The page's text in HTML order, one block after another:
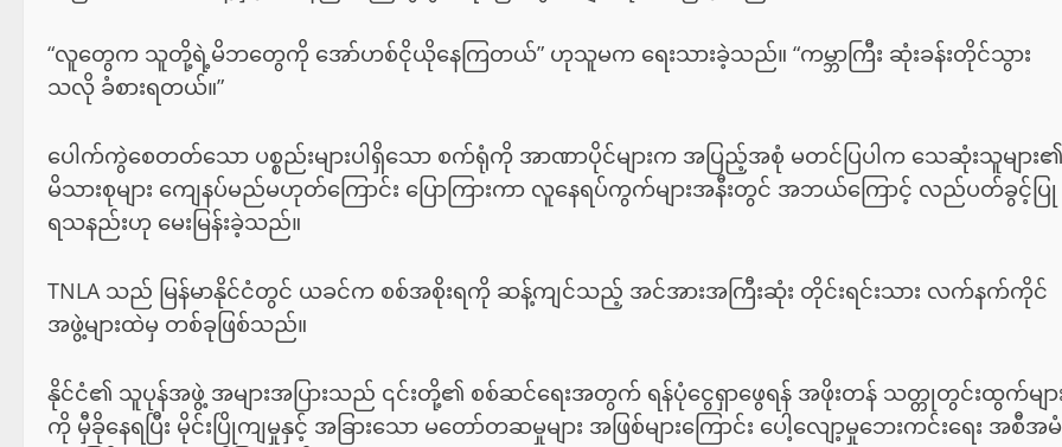
“လူတွေက သူတို့ရဲ့မိဘတွေကို အော်ဟစ်ငိုယိုနေကြတယ်” ဟုသူမက ရေးသားခဲ့သည်။ “ကမ္ဘာကြီး ဆုံးခန်းတိုင်သွား
သလို ခံစားရတယ်။”
ပေါက်ကွဲစေတတ်သော ပစ္စည်းများပါရှိသော စက်ရုံကို အာဏာပိုင်များက အပြည့်အစုံ မတင်ပြပါက သေဆုံးသူများ၏
မိသားစုများ ကျေနပ်မည်မဟုတ်ကြောင်း ပြောကြားကာ လူနေရပ်ကွက်များအနီးတွင် အဘယ်ကြောင့် လည်ပတ်ခွင့်ပြု
ရသနည်းဟု မေးမြန်းခဲ့သည်။
TNLA သည် မြန်မာနိုင်ငံတွင် ယခင်က စစ်အစိုးရကို ဆန့်ကျင်သည့် အင်အားအကြီးဆုံး တိုင်းရင်းသား လက်နက်ကိုင်
အဖွဲ့များထဲမှ တစ်ခုဖြစ်သည်။
နိုင်ငံ၏ သူပုန်အဖွဲ့ အများအပြားသည် ၎င်းတို့၏ စစ်ဆင်ရေးအတွက် ရန်ပုံငွေရှာဖွေရန် အဖိုးတန် သတ္တုတွင်းထွက်မျာ
ကို မှီခိုနေရပြီး မိုင်းပြိုကျမှုနှင့် အခြားသော မတော်တဆမှုများ အဖြစ်များကြောင်း ပေါ့လျော့မှုဘေးကင်းရေး အစီအမံ